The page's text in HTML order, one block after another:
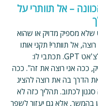
– אל תוותרי על
מספיק מדויק או שהוא
אל תוותרי! תקני אותו
והעלי אותו שוב לצ'אט GPT. תכתבי לו:
ככה אני רוצה את זה". ככה
הדרך בה את רוצה להציג
לכתוב. תהליך כזה לא
בהמשך, אלא גם יעזור לשפר